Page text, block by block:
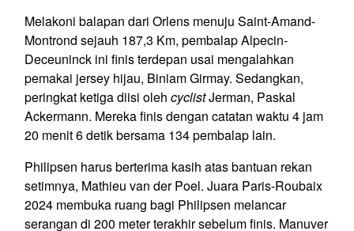
Melakoni balapan dari Orlens menuju Saint-Amand-
Montrond sejauh 187,3 Km, pembalap Alpecin-
Deceuninck ini finis terdepan usai mengalahkan
pemakai jersey hijau, Biniam Girmay. Sedangkan,
peringkat ketiga diisi oleh cyclistJerman, Paskal
Ackermann. Mereka finis dengan catatan waktu 4 jam
20 menit 6 detik bersama 134 pembalap lain.
Philipsen harus berterima kasih atas bantuan rekan
setimnya, Mathieu van der Poel. Juara Paris-Roubaix
2024 membuka ruang bagi Philipsen melancar
serangan di 200 meter terakhir sebelum finis. Manuver